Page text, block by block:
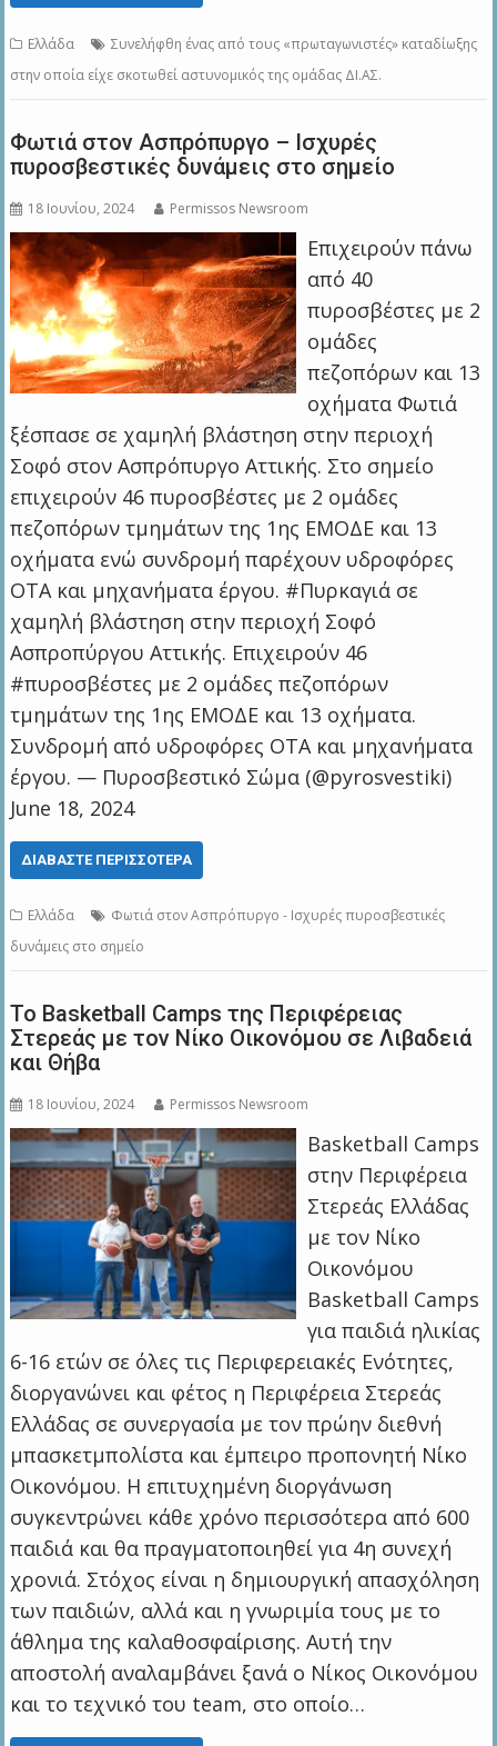
Ελλάδα
Συνελήφθη ένας από τους «πρωταγωνιστές» καταδίωξης
στην οποία είχε σκοτωθεί αστυνομικός της ομάδας ΔΙ.ΑΣ.
Φωτιά στον Ασπρόπυργο – Ισχυρές
πυροσβεστικές δυνάμεις στο σημείο
18 Ιουνίου, 2024 Permissos Newsroom
Eπιχειρούν πάνω
από 40
πυροσβέστες με 2
ομάδες
πεζοπόρων και 13
οχήματα Φωτιά
ξέσπασε σε χαμηλή βλάστηση στην περιοχή
Σοφό στον Ασπρόπυργο Αττικής. Στο σημείο
επιχειρούν 46 πυροσβέστες με 2 ομάδες
πεζοπόρων τμημάτων της 1ης ΕΜΟΔΕ και 13
οχήματα ενώ συνδρομή παρέχουν υδροφόρες
ΟΤΑ και μηχανήματα έργου. #Πυρκαγιά σε
χαμηλή βλάστηση στην περιοχή Σοφό
Ασπροπύργου Αττικής. Επιχειρούν 46
#πυροσβέστες με 2 ομάδες πεζοπόρων
τμημάτων της 1ης ΕΜΟΔΕ και 13 οχήματα.
Συνδρομή από υδροφόρες ΟΤΑ και μηχανήματα
έργου. — Πυροσβεστικό Σώμα (@pyrosvestiki)
June 18, 2024
ΔΙΑΒΆΣΤΕ ΠΕΡΙΣΣΌΤΕΡΑ
Ελλάδα
Φωτιά στον Ασπρόπυργο - Ισχυρές πυροσβεστικές
δυνάμεις στο σημείο
Το Basketball Camps της Περιφέρειας
Στερεάς με τον Νίκο Οικονόμου σε Λιβαδειά
και Θήβα
18 Ιουνίου, 2024 Permissos Newsroom
Basketball Camps
στην Περιφέρεια
Στερεάς Ελλάδας
με τον Νίκο
Οικονόμου
Basketball Camps
για παιδιά ηλικίας
6-16 ετών σε όλες τις Περιφερειακές Ενότητες,
διοργανώνει και φέτος η Περιφέρεια Στερεάς
Ελλάδας σε συνεργασία με τον πρώην διεθνή
μπασκετμπολίστα και έμπειρο προπονητή Νίκο
Οικονόμου. Η επιτυχημένη διοργάνωση
συγκεντρώνει κάθε χρόνο περισσότερα από 600
παιδιά και θα πραγματοποιηθεί για 4η συνεχή
χρονιά. Στόχος είναι η δημιουργική απασχόληση
των παιδιών, αλλά και η γνωριμία τους με το
άθλημα της καλαθοσφαίρισης. Αυτή την
αποστολή αναλαμβάνει ξανά ο Νίκος Οικονόμου
και το τεχνικό του team, στο οποίο…